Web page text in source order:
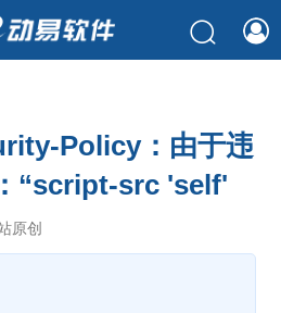
Policy：由于违
“script-src 'self'
原创